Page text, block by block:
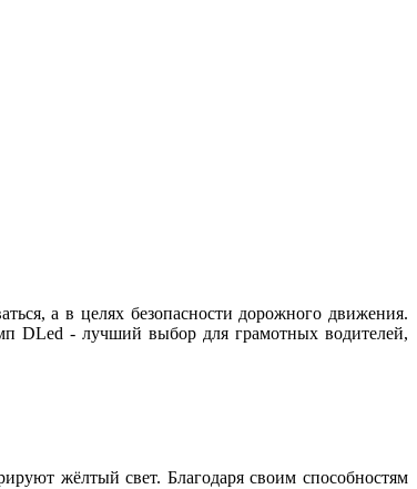
а в целях безопасности дорожного движения.
DLed - лучший выбор для грамотных водителей,
жёлтый свет. Благодаря своим способностям